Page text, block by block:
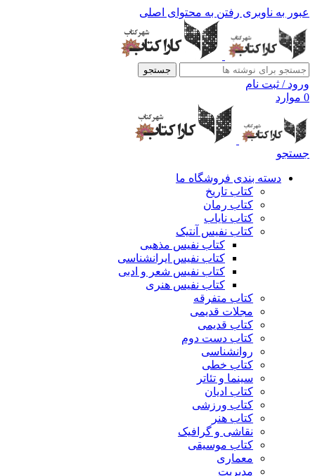
عبور به ناوبری رفتن به محتوای اصلی
جستجو
ورود / ثبت نام
0 موارد
جستجو
دسته بندی فروشگاه ما
کتاب تاریخ
کتاب رمان
کتاب نایاب
کتاب نفیس آنتیک
کتاب نفیس مذهبی
کتاب نفیس ایرانشناسی
کتاب نفیس شعر و ادبی
کتاب نفیس هنری
کتاب متفرقه
مجلات قدیمی
کتاب قدیمی
کتاب دست دوم
روانشناسی
کتاب خطی
سینما و تئاتر
کتاب ادیان
کتاب ورزشی
کتاب هنر
نقاشی و گرافیک
کتاب موسیقی
معماری
مدیریت